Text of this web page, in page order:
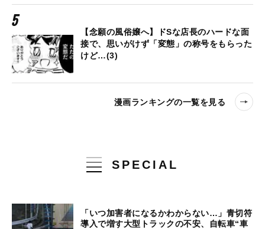
【念願の風俗嬢へ】ドSな店長のハードな面
接で、思いがけず「変態」の称号をもらった
けど…(3)
漫画ランキングの一覧を見る
SPECIAL
「いつ加害者になるかわからない…」青切符
導入で増す大型トラックの不安、自転車“車